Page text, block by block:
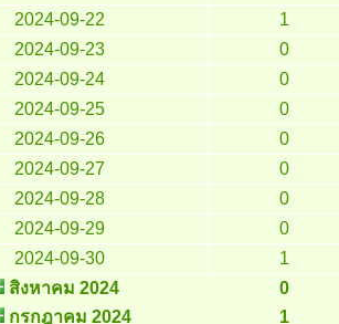
2024-09-22
1
2024-09-23
0
2024-09-24
0
2024-09-25
0
2024-09-26
0
2024-09-27
0
2024-09-28
0
2024-09-29
0
2024-09-30
1
สิงหาคม 2024
0
กรกฎาคม 2024
1